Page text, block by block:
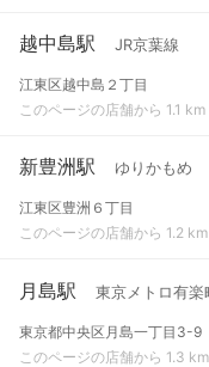
越中島駅 JR京葉線
江東区越中島２丁目
このページの店舗から 1.1 km
新豊洲駅 ゆりかもめ
江東区豊洲６丁目
このページの店舗から 1.2 km
月島駅 東京メトロ有楽
東京都中央区月島一丁目3-9
このページの店舗から 1.3 km